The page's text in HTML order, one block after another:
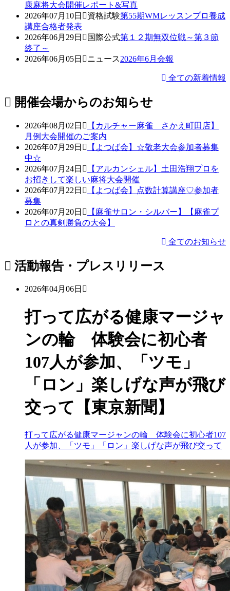
康麻将大会開催レポート&写真
2026年07月10日
資格試験第55期WMレッスンプロ養成
講座合格者発表
2026年06月29日
国際公式第１２期無双位戦～第３節
終了～
2026年06月05日
ニュース2026年6月会報
全ての新着情報
開催会場からのお知らせ
2026年08月02日
【カルチャー麻雀 さかえ町田店】
月例大会開催のご案内
2026年07月29日
【よつば会】☆敬老大会参加者募集
中☆
2026年07月24日
【アルカンシェル】土田浩翔プロを
お招きして楽しい麻将大会開催
2026年07月22日
【よつば会】点数計算講座♡参加者
募集
2026年07月20日
【麻雀サロン・シルバー】【麻雀プ
ロとの真剣勝負の大会】
全てのお知らせ
活動報告・プレスリリース
2026年04月06日
打って広がる健康マージャ
ンの輪 体験会に初心者
107人が参加、「ツモ」
「ロン」楽しげな声が飛び
交って【東京新聞】
打って広がる健康マージャンの輪 体験会に初心者107
人が参加、「ツモ」「ロン」楽しげな声が飛び交って